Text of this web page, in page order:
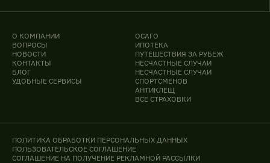
О КОМПАНИИ
ВОПРОСЫ
НОВОСТИ
КОНТАКТЫ
БЛОГ
УДОБНЫЕ СЕРВИСЫ
ОСАГО
ИПОТЕКА
ПУТЕШЕСТВИЯ ЗА РУБЕЖ
НЕСЧАСТНЫЕ СЛУЧАИ
НЕСЧАСТНЫЕ СЛУЧАИ
СПОРТСМЕНОВ
АНТИКЛЕЩ
ВСЕ СТРАХОВКИ
ПОЛИТИКА ОБРАБОТКИ ПЕРСОНАЛЬНЫХ ДАННЫХ
ПОЛЬЗОВАТЕЛЬСКОЕ СОГЛАШЕНИЕ
СОГЛАШЕНИЕ НА ПОЛУЧЕНИЕ РЕКЛАМНОЙ РАССЫЛКИ